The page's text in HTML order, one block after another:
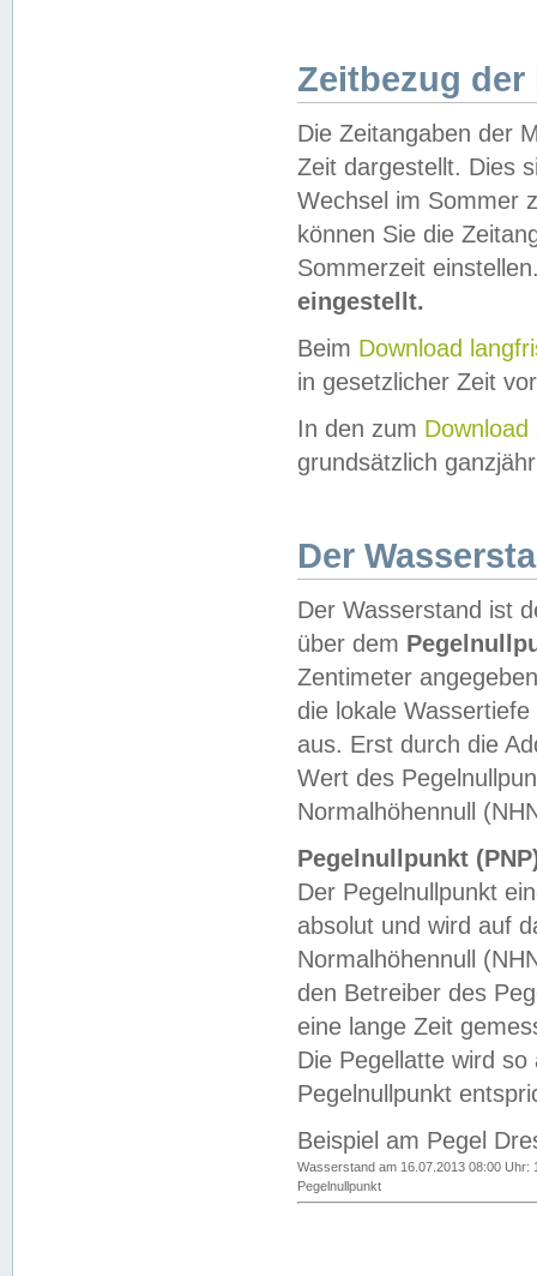
Zeitbezug der
Die Zeitangaben der
Zeit dargestellt. Dies
Wechsel im Sommer
können Sie die
Sommerzeit
eingestellt.
Beim Download
in gesetzlicher Zeit
In den zum Download
grundsätzlich
Der
Der Wasserstand ist
über dem
Zentimeter
die lokale
aus. Erst durch die
Wert des
Normalhöhennull
Pegelnullpunkt
Der Pegelnullpunkt
absolut und wird auf
Normalhöhennull
den Betreiber des
eine lange Zeit
Die Pegellatte wird
Pegelnullpunkt
Beispiel am Pegel
Wasserstand am 16.07.2013 08:00 Uhr:
Pegelnullpunkt